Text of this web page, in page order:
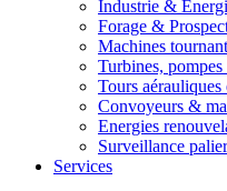
Industrie &
Forage &
Machines
Turbines,
Tours
Convoyeurs &
Energies
Surveillance
Services